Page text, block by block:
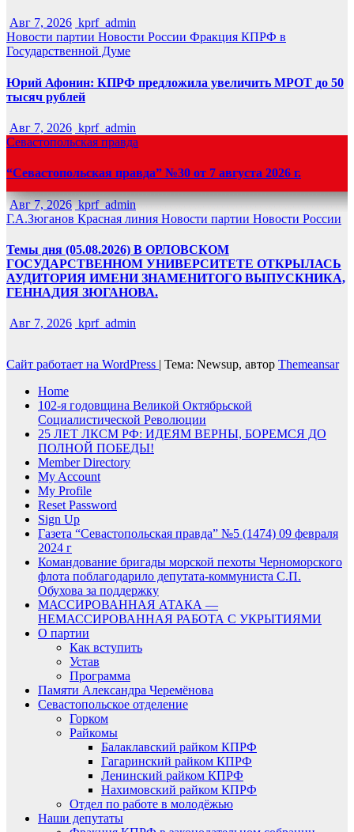
Авг 7, 2026 kprf_admin
Новости партии Новости России Фракция КПРФ в
Государственной Думе
Юрий Афонин: КПРФ предложила увеличить МРОТ до 50
тысяч рублей
Авг 7, 2026 kprf_admin
Севастопольская правда
“Севастопольская правда” №30 от 7 августа 2026 г.
Авг 7, 2026 kprf_admin
Г.А.Зюганов Красная линия Новости партии Новости России
Темы дня (05.08.2026) В ОРЛОВСКОМ
ГОСУДАРСТВЕННОМ УНИВЕРСИТЕТЕ ОТКРЫЛАСЬ
АУДИТОРИЯ ИМЕНИ ЗНАМЕНИТОГО ВЫПУСКНИКА,
ГЕННАДИЯ ЗЮГАНОВА.
Авг 7, 2026 kprf_admin
Сайт работает на WordPress | Тема: Newsup, автор Themeansar
Home
102-я годовщина Великой Октябрьской
Социалистической Революции
25 ЛЕТ ЛКСМ РФ: ИДЕЯМ ВЕРНЫ, БОРЕМСЯ ДО
ПОЛНОЙ ПОБЕДЫ!
Member Directory
My Account
My Profile
Reset Password
Sign Up
Газета “Севастопольская правда” №5 (1474) 09 февраля
2024 г
Командование бригады морской пехоты Черноморского
флота поблагодарило депутата-коммуниста С.П.
Обухова за поддержку
МАССИРОВАННАЯ АТАКА —
НЕМАССИРОВАННАЯ РАБОТА С УКРЫТИЯМИ
О партии
Как вступить
Устав
Программа
Памяти Александра Черемёнова
Севастопольское отделение
Горком
Райкомы
Балаклавский райком КПРФ
Гагаринский райком КПРФ
Ленинский райком КПРФ
Нахимовский райком КПРФ
Отдел по работе в молодёжью
Наши депутаты